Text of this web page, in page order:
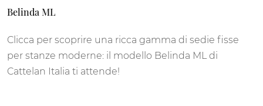
Belinda ML
Clicca per scoprire una ricca gamma di sedie fisse
per stanze moderne: il modello Belinda ML di
Cattelan Italia ti attende!